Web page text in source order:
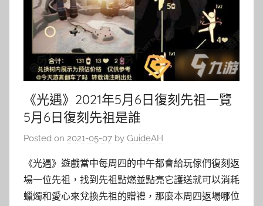
《光遇》2021年5月6日復刻先祖一覽
5月6日復刻先祖是誰
Posted on 2021-05-07 by GuideAH
《光遇》遊戲當中每周四的中午都會給玩傢們復刻返
場一位先祖，找到先祖點燃並點亮它護送就可以消耗
蠟燭和愛心來兌換先祖的贈禮，那麼本周四返場哪位